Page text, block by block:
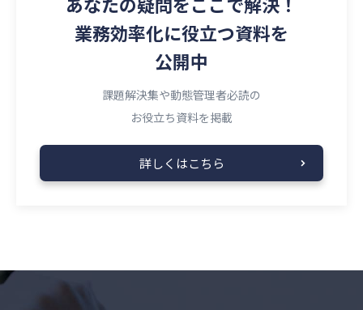
業務効率化に役立つ資料を
公開中
課題解決集や動態管理者必読の
お役立ち資料を掲載
詳しくはこちら